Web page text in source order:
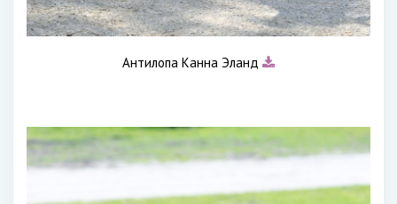
Антилопа Канна Эланд